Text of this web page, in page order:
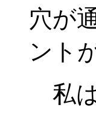
穴が
ント
私